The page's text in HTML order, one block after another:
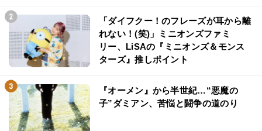
「ダイフクー！のフレーズが耳から離
れない！(笑)」ミニオンズファミ
リー、LiSAの『ミニオンズ＆モンス
ターズ』推しポイント
『オーメン』から半世紀…“悪魔の
子”ダミアン、苦悩と闘争の道のり